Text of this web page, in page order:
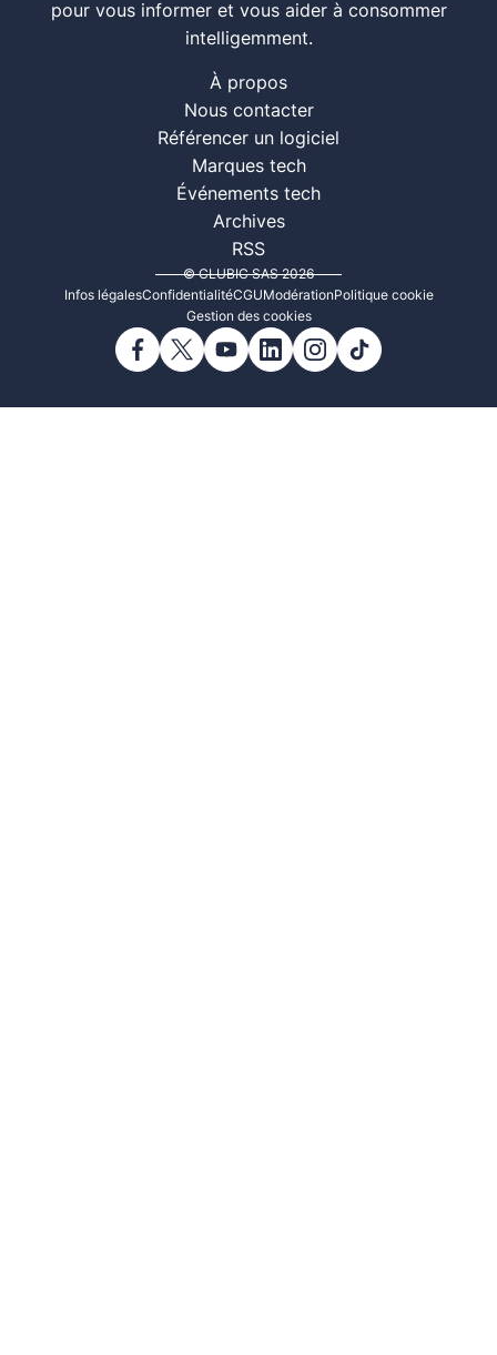
pour vous informer et vous aider à consommer
intelligemment.
À propos
Nous contacter
Référencer un logiciel
Marques tech
Événements tech
Archives
RSS
© CLUBIC SAS 2026
Infos légalesConfidentialitéCGUModérationPolitique cookie
Gestion des cookies